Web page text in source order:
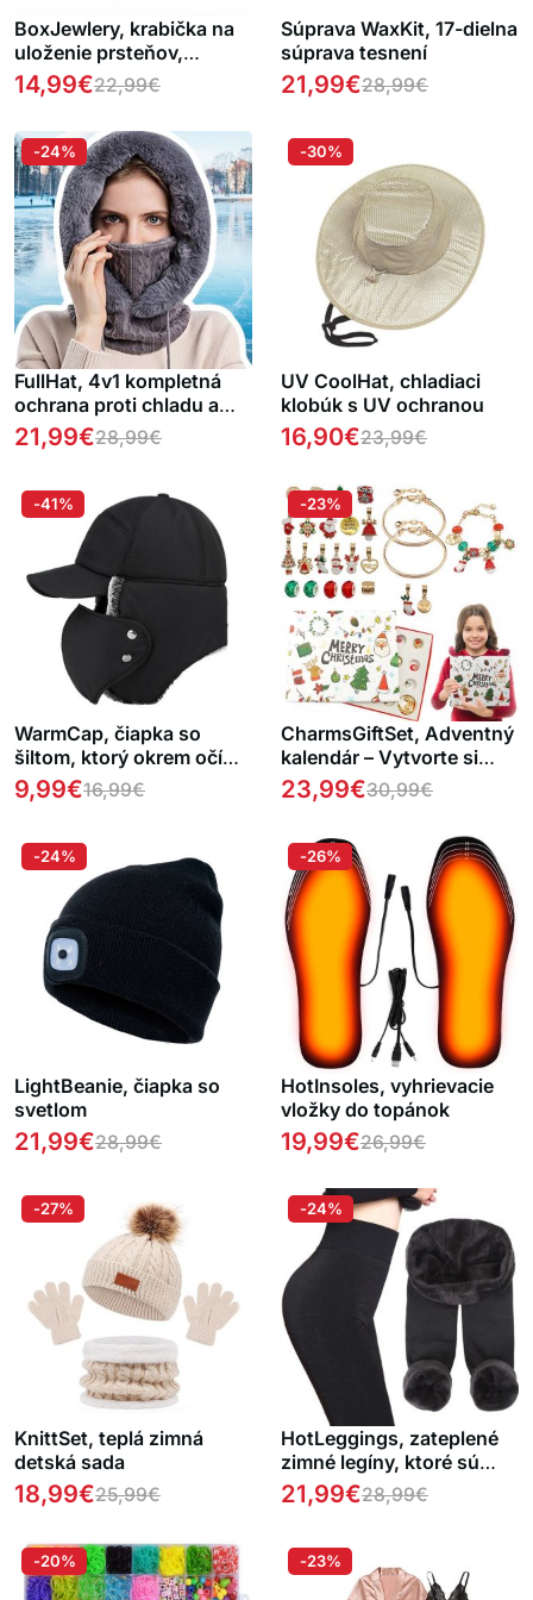
BoxJewlery, krabička na
uloženie prsteňov,
náušníc, náhrdelníkov a
iných šperkov
14,99€22,99€
Súprava WaxKit, 17-dielna
súprava tesnení
21,99€28,99€
FullHat, 4v1 kompletná
ochrana proti chladu a
vetru
21,99€28,99€
-24%
UV CoolHat, chladiaci
klobúk s UV ochranou
16,90€23,99€
-30%
WarmCap, čiapka so
šiltom, ktorý okrem očí
chráni uši, bradu a
väčšinu hlavy pred
9,99€16,99€
-41%
CharmsGiftSet, Adventný
kalendár – Vytvorte si
vlastný náramok
23,99€30,99€
-23%
LightBeanie, čiapka so
svetlom
21,99€28,99€
-24%
HotInsoles, vyhrievacie
vložky do topánok
19,99€26,99€
-26%
KnittSet, teplá zimná
detská sada
18,99€25,99€
-27%
HotLeggings, zateplené
zimné legíny, ktoré sú
mimoriadne pohodlné a
teplé
21,99€28,99€
-24%
-20% -23%